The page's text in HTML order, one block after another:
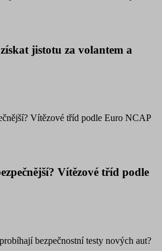
jistotu za volantem a
Vítězové tříd podle